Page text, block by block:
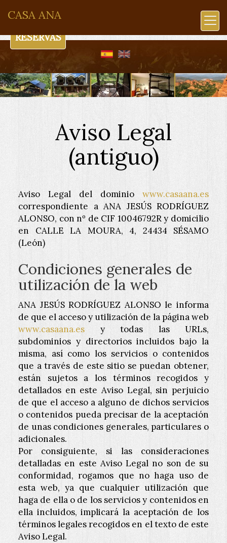
CASA ANA
RESERVAS
Aviso Legal
(antiguo)
Aviso Legal del dominio www.casaana.es
correspondiente aANA JESÚS RODRÍGUEZ
ALONSO, con nº de CIF 10046792Ry domicilio
en CALLE LA MOURA, 4, 24434
SÉSAMO
(León)
Condiciones generales de
utilización de la web
ANA JESÚS RODRÍGUEZ ALONSO le informa
de que el acceso y utilización de la página web
www.casaana.es y todas las URLs,
subdominios y directorios incluidos bajo la
misma, así como los servicios o contenidos
que a través de este sitio se puedan obtener,
están sujetos a los términos recogidos y
detallados en este Aviso Legal, sin perjuicio
de que el acceso a alguno de dichos servicios
o contenidos pueda precisar de la aceptación
de unas condiciones generales, particulares o
adicionales.
Por consiguiente, si las consideraciones
detalladas en este Aviso Legal no son de su
conformidad, rogamos que no haga uso de
esta web, ya que cualquier utilización que
haga de ella o de los servicios y contenidos en
ella incluidos, implicará la aceptación de los
términos legales recogidos en el texto de este
Aviso Legal.